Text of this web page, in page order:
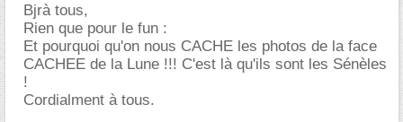
Bjrà tous,
Rien que pour le fun :
Et pourquoi qu'on nous CACHE les photos de la face
CACHEE de la Lune !!! C'est là qu'ils sont les Sénèles
!
Cordialment à tous.